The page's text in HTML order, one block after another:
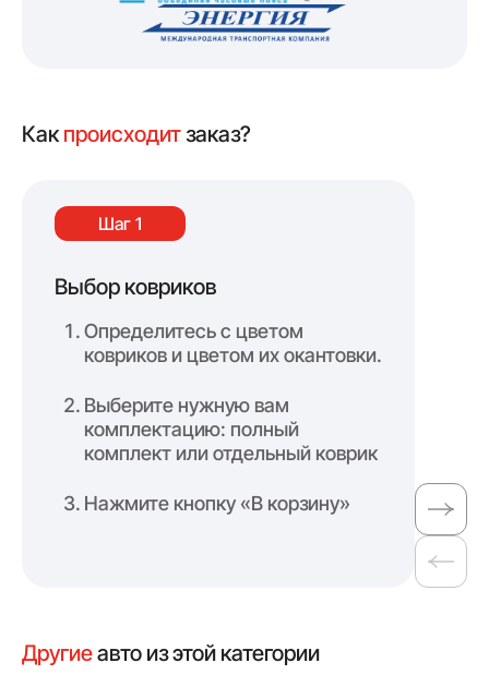
Какпроисходитзаказ?
Шаг 1
Выбор ковриков
Определитесь с цветом
ковриков и цветом их окантовки.
Выберите нужную вам
комплектацию: полный
комплект или отдельный коврик
Нажмите кнопку «В корзину»
Другиеавто из этой категории